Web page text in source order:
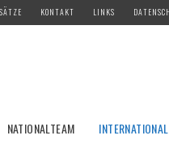
KONTAKT LINKS
NATIONALTEAM INTERNATIONAL